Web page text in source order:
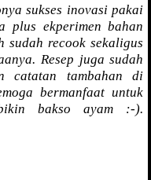
sukses inovasi pakai
plus ekperimen bahan
sudah recook sekaligus
Resep juga sudah
catatan tambahan di
bermanfaat untuk
bakso ayam :-).